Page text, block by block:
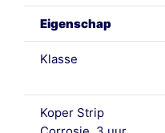
Eigenschap
Klasse
Koper Strip